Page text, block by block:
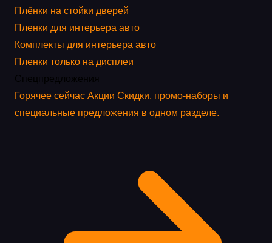
Плёнки на стойки дверей
Пленки для интерьера авто
Комплекты для интерьера авто
Пленки только на дисплеи
Горячее сейчас Акции Скидки, промо-наборы и
специальные предложения в одном разделе.